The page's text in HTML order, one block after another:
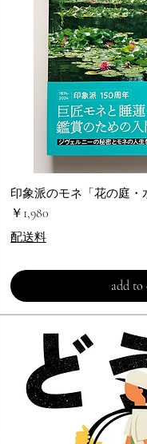
クイッ
印象派のモネ「花の庭・
価格
￥1,980
配送料
add to